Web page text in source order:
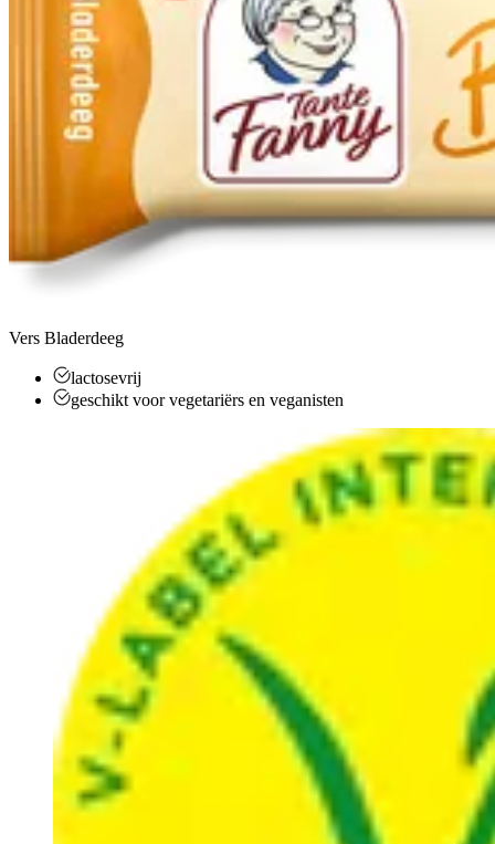
Vers Bladerdeeg
lactosevrij
geschikt voor vegetariërs en veganisten